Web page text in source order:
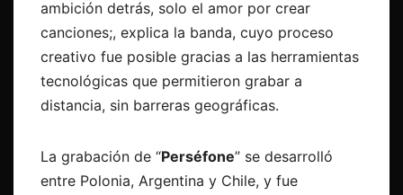
ambición detrás, solo el amor por crear
canciones;, explica la banda, cuyo proceso
creativo fue posible gracias a las herramientas
tecnológicas que permitieron grabar a
distancia, sin barreras geográficas.
La grabación de “Perséfone” se desarrolló
entre Polonia, Argentina y Chile, y fue